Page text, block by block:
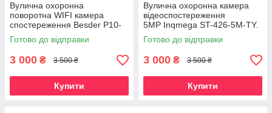
Вулична охоронна
поворотна WIFI камера
спостереження Besder P10-
8MP 3,6 мм із сиреною.
iCSee
Готово до відправки
3 000 ₴ 3 500 ₴
Купити
Вулична охоронна камера
відеоспостереження
5MP Inqmega ST-426-5M-TY.
Tuya
Готово до відправки
3 000 ₴ 3 500 ₴
Купити